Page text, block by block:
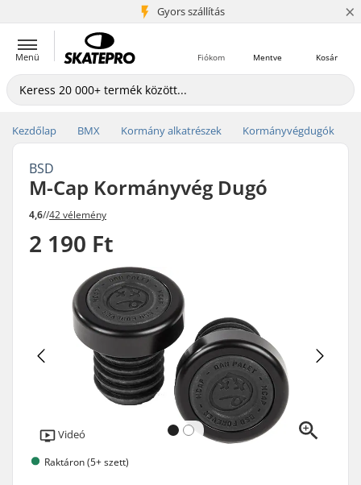
Gyors szállítás
5+ millió ügyfél ×
Menü Kosár
Mentve
Fiókom
Kezdőlap BMX Kormány alkatrészek Kormányvégdugók
BSD
M-Cap Kormányvég Dugó
4,6//42 vélemény
2 190 Ft
Videó
Raktáron (5+ szett)